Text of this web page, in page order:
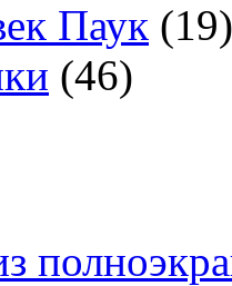
Паук (19)
(46)